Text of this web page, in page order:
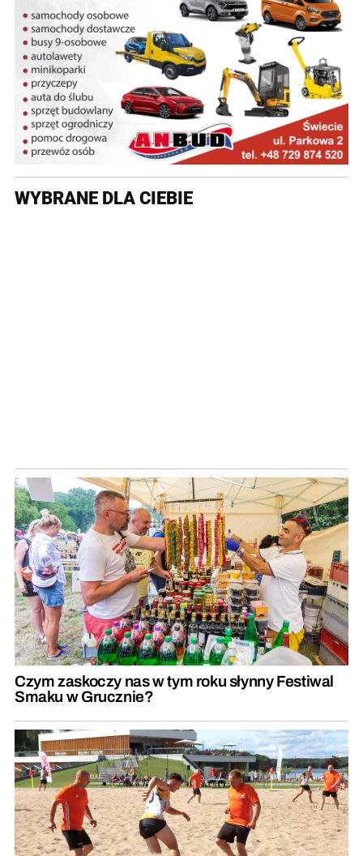
WYBRANE DLA CIEBIE
Czym zaskoczy nas w tym roku słynny Festiwal
Smaku w Grucznie?